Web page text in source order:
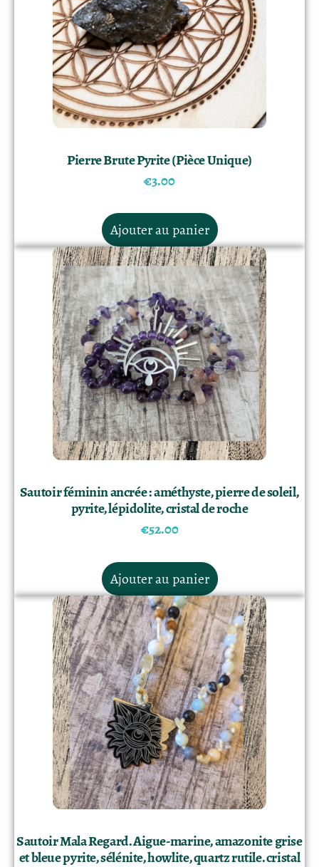
Pierre Brute Pyrite (Pièce Unique)
€3.00
Ajouter au panier
Sautoir féminin ancrée : améthyste, pierre de soleil,
pyrite, lépidolite, cristal de roche
€52.00
Ajouter au panier
Sautoir Mala Regard. Aigue-marine, amazonite grise
et bleue pyrite, sélénite, howlite, quartz rutile. cristal